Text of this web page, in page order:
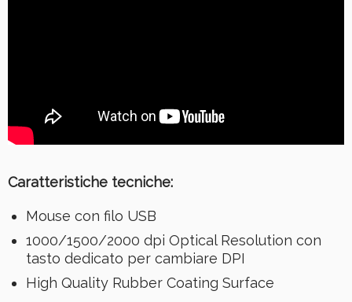
Caratteristiche tecniche:
Mouse con filo USB
1000/1500/2000 dpi Optical Resolution con
tasto dedicato per cambiare DPI
High Quality Rubber Coating Surface